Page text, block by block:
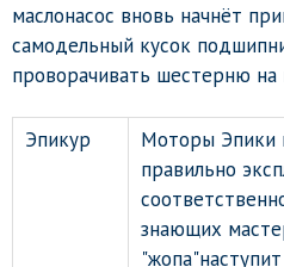
маслонасос вновь начнёт
самодельный кусок
проворачивать шестерню на
Эпикур
Моторы Эпики
правильно
знающих